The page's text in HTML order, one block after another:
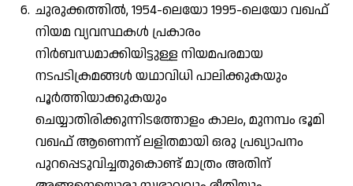
ചുരുക്കത്തിൽ, 1954-ലെയോ 1995-ലെയോ വഖഫ്
നിയമ വ്യവസ്ഥകൾ പ്രകാരം
നിർബന്ധമാക്കിയിട്ടുള്ള നിയമപരമായ
നടപടിക്രമങ്ങൾ യഥാവിധി പാലിക്കുകയും
പൂർത്തിയാക്കുകയും
ചെയ്യാതിരിക്കുന്നിടത്തോളം കാലം, മുനമ്പം ഭൂമി
വഖഫ് ആണെന്ന് ലളിതമായി ഒരു പ്രഖ്യാപനം
പുറപ്പെടുവിച്ചതുകൊണ്ട് മാത്രം അതിന്